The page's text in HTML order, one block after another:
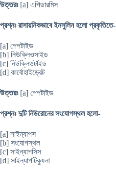
উত্তরঃ [a] এপিডারমিস
প্রশ্নঃ রাসায়নিকভাবে ইনসুলিন হলো প্রকৃতিতে-
[a] পেপটাইড
[b] নিউক্লিওসাইড
[c] নিউক্লিওটাইড
[d] কার্বোহাইড্রেট
উত্তরঃ [a] পেপটাইড
প্রশ্নঃ দুটি নিউরোনের সংযোগস্থল হলো-
[a] সাইন্যাপস
[b] সংযোগস্থল
[c] সাইন্যাপসিস
[d] সাইন্যাপটিক্যুলা